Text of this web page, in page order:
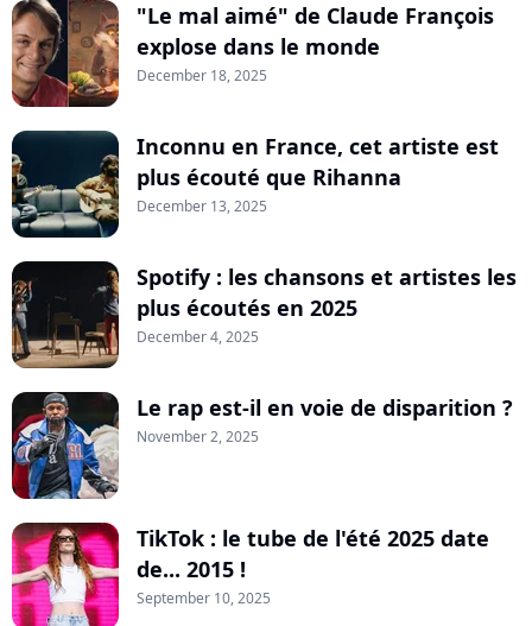
"Le mal aimé" de Claude François
explose dans le monde
December 18, 2025
Inconnu en France, cet artiste est
plus écouté que Rihanna
December 13, 2025
Spotify : les chansons et artistes les
plus écoutés en 2025
December 4, 2025
Le rap est-il en voie de disparition ?
November 2, 2025
TikTok : le tube de l'été 2025 date
de... 2015 !
September 10, 2025